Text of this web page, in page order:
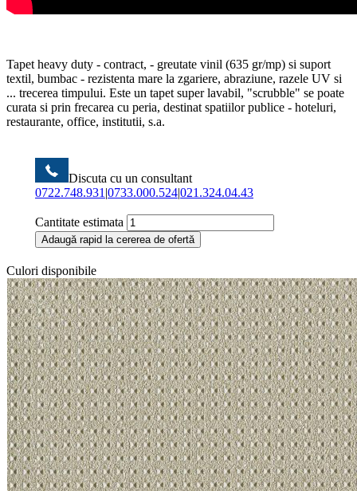
Tapet heavy duty - contract, - greutate vinil (635 gr/mp) si suport
textil, bumbac - rezistenta mare la zgariere, abraziune, razele UV si
... trecerea timpului. Este un tapet super lavabil, "scrubble" se poate
curata si prin frecarea cu peria, destinat spatiilor publice - hoteluri,
restaurante, office, institutii, s.a.
Discuta cu un consultant
0722.748.931 |0733.000.524|021.324.04.43
Cantitate estimata
Adaugă rapid la cererea de ofertă
Culori disponibile